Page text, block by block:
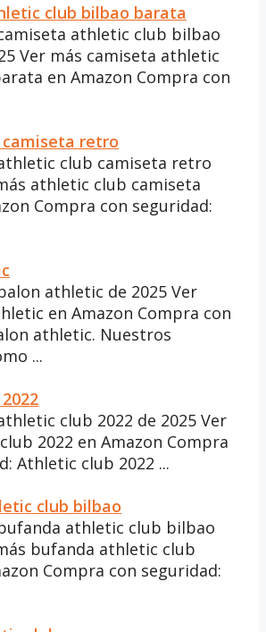
club bilbao barata
athletic club bilbao
Ver más camiseta athletic
en Amazon Compra con
retro
club camiseta retro
athletic club camiseta
Compra con seguridad:
athletic de 2025 Ver
en Amazon Compra con
athletic. Nuestros
...
club 2022 de 2025 Ver
2022 en Amazon Compra
Athletic club 2022 ...
club bilbao
athletic club bilbao
bufanda athletic club
Compra con seguridad: